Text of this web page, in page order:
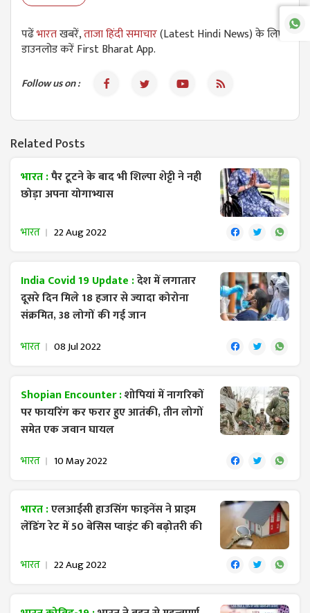
पढेंभारतखबरें,ताजा हिंदी समाचार(Latest Hindi News) के लिए
डाउनलोड करें First Bharat App.
Follow us on :
Related Posts
भारत :पैर टूटने के बाद भी शिल्पा शेट्टी ने नही
छोड़ा अपना योगाभ्यास
भारत 22 Aug 2022
India Covid 19 Update :देश में लगातार
दूसरे दिन मिले 18 हजार से ज्यादा कोरोना
संक्रमित, 38 लोगों की गई जान
भारत 08 Jul 2022
Shopian Encounter :शोपियां में नागरिकों
पर फायरिंग कर फरार हुए आतंकी, तीन लोगों
समेत एक जवान घायल
भारत 10 May 2022
भारत :एलआईसी हाउसिंग फाइनेंस ने प्राइम
लेंडिंग रेट में 50 बेसिस प्वाइंट की बढ़ोतरी की
भारत 22 Aug 2022